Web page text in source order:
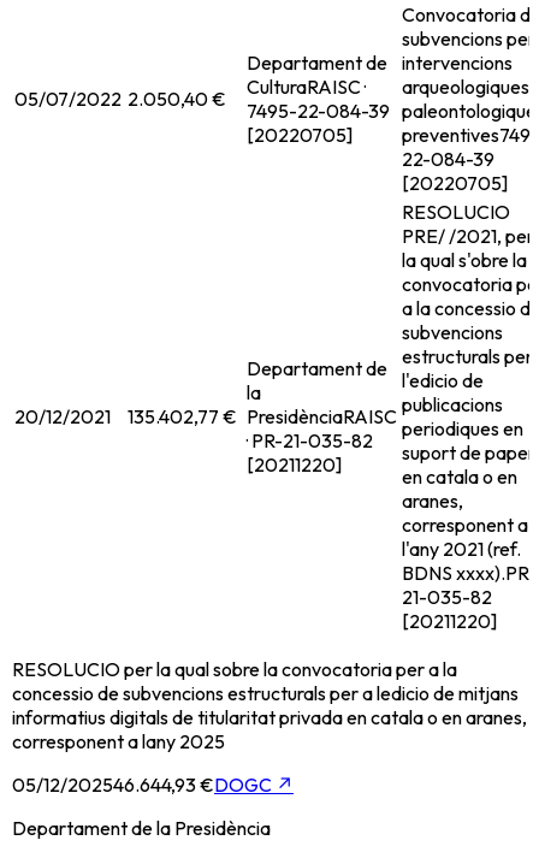
05/07/2022 2.050,40 €
Departament de
CulturaRAISC ·
7495-22-084-39
[20220705]
Convocatoria
subvencions per
intervencions
arqueologiques i
preventives
22-084-39
[20220705]
20/12/2021 135.402,77 €
Departament de
la
PresidènciaRAISC
· PR-21-035-82
[20211220]
RESOLUCIO
PRE/ /2021, per
la qual s'obre la
convocatoria
a la concessio
subvencions
estructurals per
l'edicio de
publicacions
periodiques en
suport de paper
en catala o en
aranes,
corresponent a
l'any 2021 (ref.
BDNS xxxx).PR-
21-035-82
[20211220]
RESOLUCIO per la qual sobre la convocatoria per a la
concessio de subvencions estructurals per a ledicio de mitjans
informatius digitals de titularitat privada en catala o en aranes,
corresponent a lany 2025
05/12/202546.644,93 €DOGC ↗
Departament de la Presidència